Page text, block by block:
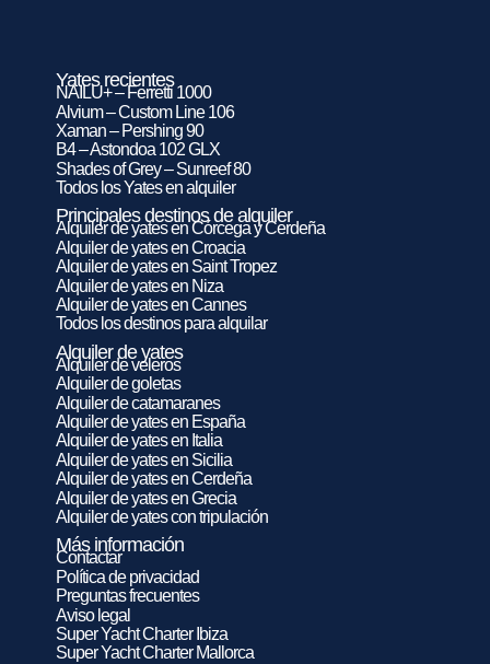
Yates recientes
NAILU+ – Ferretti 1000
Alvium – Custom Line 106
Xaman – Pershing 90
B4 – Astondoa 102 GLX
Shades of Grey – Sunreef 80
Todos los Yates en alquiler
Principales destinos de alquiler
Alquiler de yates en Córcega y Cerdeña
Alquiler de yates en Croacia
Alquiler de yates en Saint Tropez
Alquiler de yates en Niza
Alquiler de yates en Cannes
Todos los destinos para alquilar
Alquiler de yates
Alquiler de veleros
Alquiler de goletas
Alquiler de catamaranes
Alquiler de yates en España
Alquiler de yates en Italia
Alquiler de yates en Sicilia
Alquiler de yates en Cerdeña
Alquiler de yates en Grecia
Alquiler de yates con tripulación
Más información
Contactar
Política de privacidad
Preguntas frecuentes
Aviso legal
Super Yacht Charter Ibiza
Super Yacht Charter Mallorca